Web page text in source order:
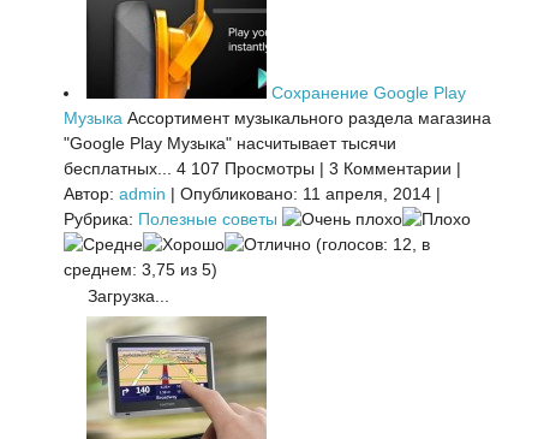
Сохранение Google Play
Музыка Ассортимент музыкального раздела магазина
"Google Play Музыка" насчитывает тысячи
бесплатных...
4 107 Просмотры | 3 Комментарии |
Автор: admin | Опубликовано: 11 апреля, 2014 |
Рубрика: Полезные советы
(голосов: 12, в
среднем: 3,75 из 5)
Загрузка...